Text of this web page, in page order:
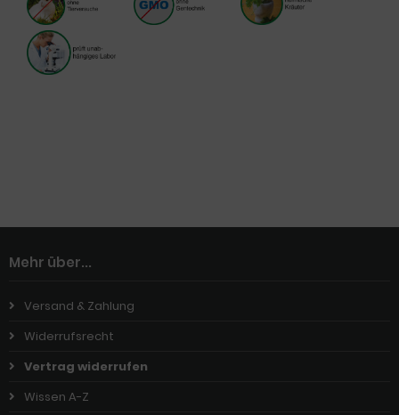
Mehr über...
Versand & Zahlung
Widerrufsrecht
Vertrag widerrufen
Wissen A-Z